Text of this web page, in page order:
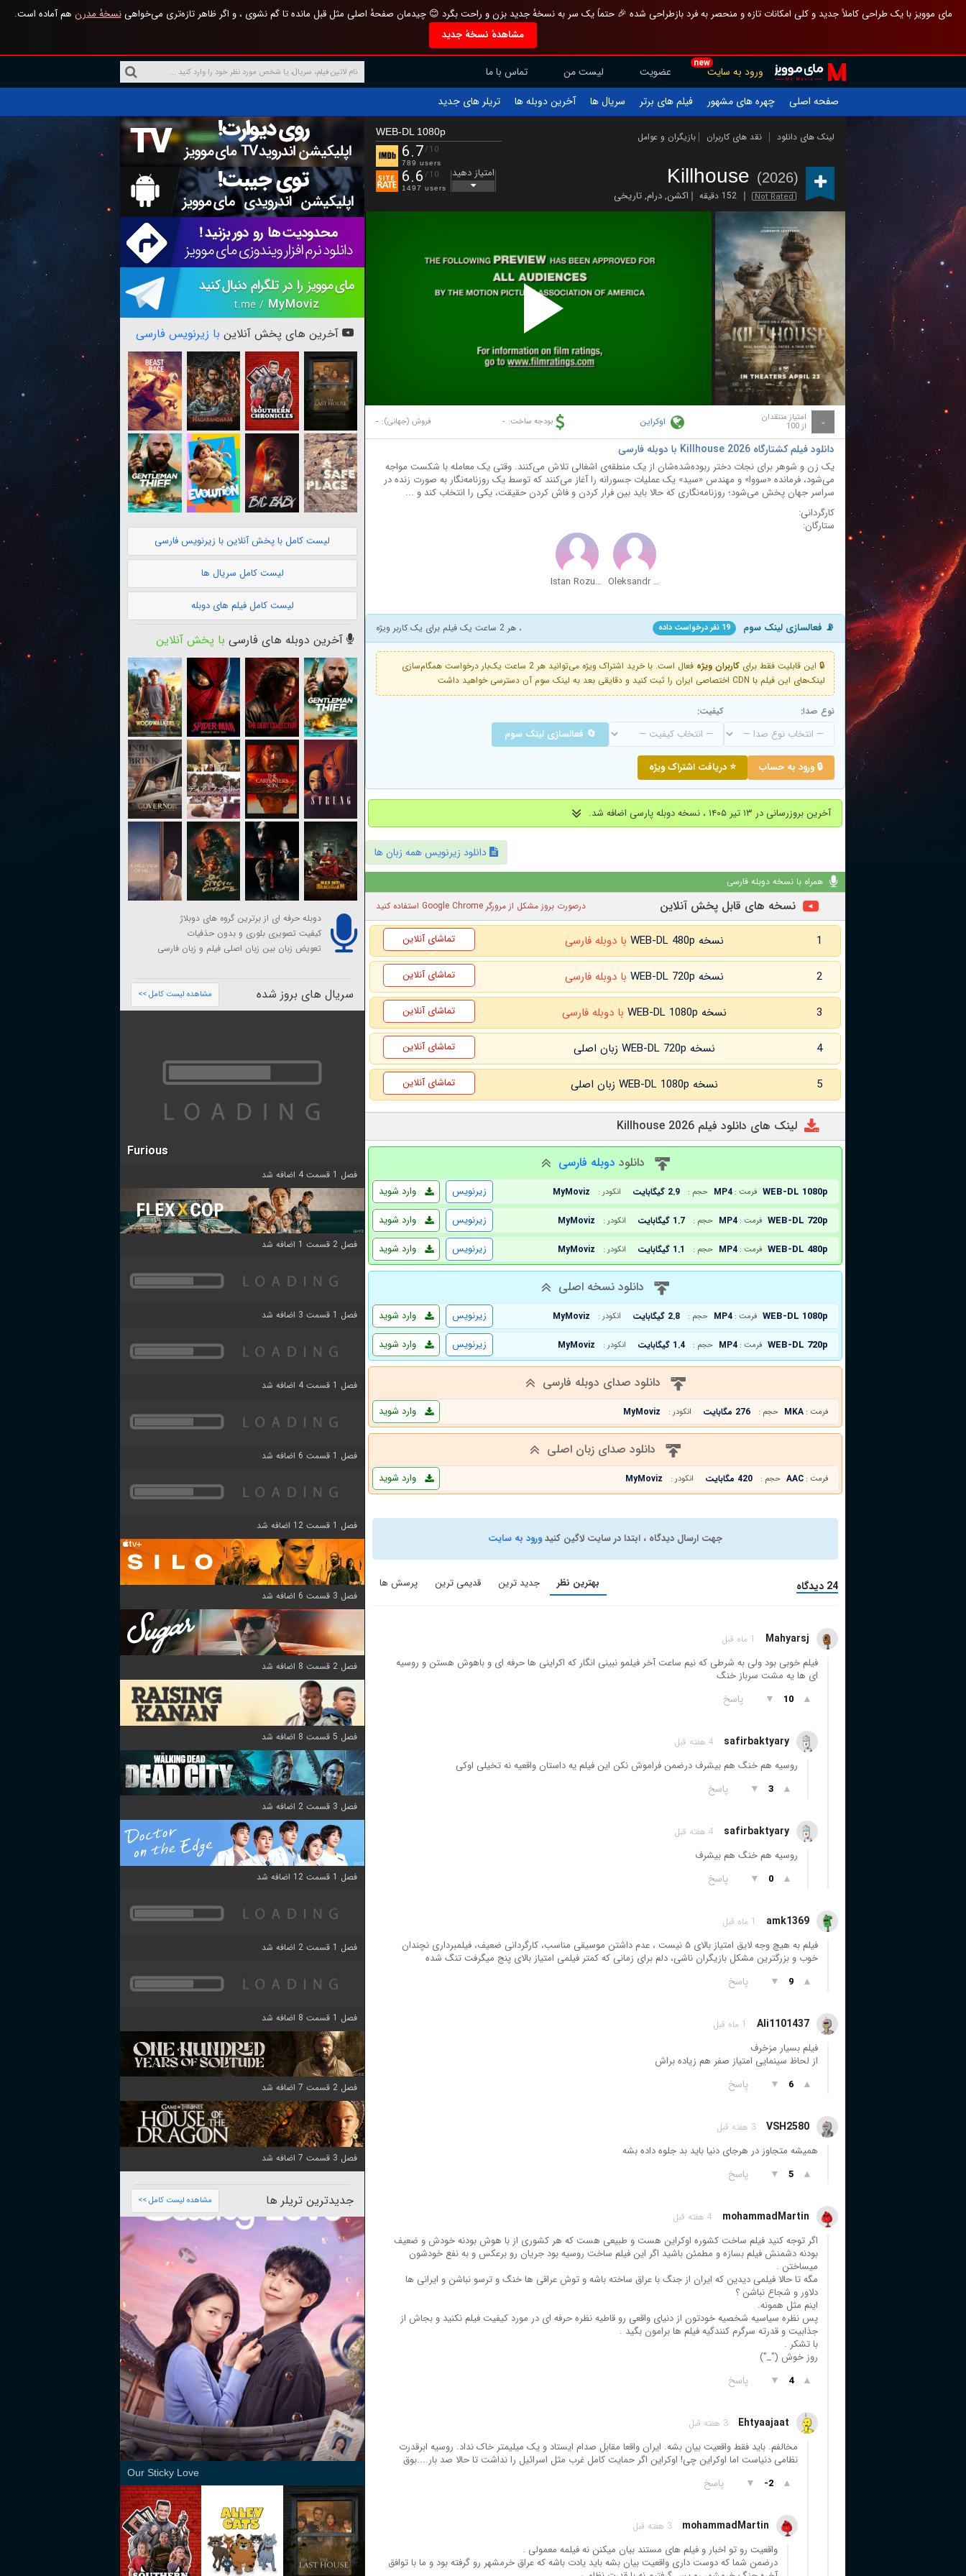
مای موویز با یک طراحی کاملاً جدید و کلی امکانات تازه و منحصر به فرد بازطراحی شده 🎉 حتماً یک سر به نسخهٔ جدید بزن و راحت بگرد 😊 چیدمان صفحهٔ اصلی مثل قبل مانده تا گم نشوی ، و اگر ظاهر تازه‌تری می‌خواهینسخهٔ مدرن هم آماده است.
مشاهدهٔ نسخهٔ جدید
new
ورود به سایت عضویت لیست من
تماس با ما
صفحه اصلی
چهره های مشهور فیلم های برتر سریال ها آخرین دوبله ها تریلر های جدید
لینک های دانلود نقد های کاربران بازیگران و عوامل
Killhouse (2026)
Not Rated 152 دقیقه اکشن,درام,تاریخی
WEB-DL 1080p
6.7/10
789 users
6.6 /10
1497 users
امتیاز دهید
Play
Video
- امتیاز منتقدان
از 100 اوکراین بودجه ساخت: - فروش (جهانی): -
دانلود فیلم کشتارگاه Killhouse 2026 با دوبله فارسی
یک زن و شوهر برای نجات دختر ربوده‌شده‌شان از یک منطقه‌ی اشغالی تلاش می‌کنند. وقتی یک معامله با شکست مواجه
می‌شود، فرمانده «سووا» و مهندس «سید» یک عملیات جسورانه را آغاز می‌کنند که توسط یک روزنامه‌نگار به صورت زنده در
سراسر جهان پخش می‌شود؛ روزنامه‌نگاری که حالا باید بین فرار کردن و فاش کردن حقیقت، یکی را انتخاب کند و ...
کارگردانی:
ستارگان:
Oleksandr Rudko
Istan Rozumny
📡 فعالسازی لینک سوم 19 نفر درخواست داده ، هر 2 ساعت یک فیلم برای یک کاربر ویژه
🔒 این قابلیت فقط برای کاربران ویژه
فعال است. با خرید اشتراک ویژه می‌توانید هر 2 ساعت یک‌بار درخواست همگام‌سازی
لینک‌های این فیلم با CDN اختصاصی ایران را ثبت کنید و دقایقی بعد به لینک سوم آن دسترسی خواهید داشت
نوع صدا: کیفیت:
🔄 فعالسازی لینک سوم
🔒 ورود به حساب ⭐ دریافت اشتراک ویژه
آخرین بروزرسانی در ۱۳ تیر ۱۴۰۵ ، نسخه دوبله پارسی اضافه شد.
دانلود زیرنویس همه زبان ها
همراه با نسخه دوبله فارسی
نسخه های قابل پخش آنلاین درصورت بروز مشکل از مرورگر Google Chrome استفاده کنید
1 نسخه WEB-DL 480p با دوبله فارسی تماشای آنلاین
2 نسخه WEB-DL 720p با دوبله فارسی تماشای آنلاین
3 نسخه WEB-DL 1080p با دوبله فارسی تماشای آنلاین
4 نسخه WEB-DL 720p زبان اصلی تماشای آنلاین
5 نسخه WEB-DL 1080p زبان اصلی تماشای آنلاین
لینک های دانلود فیلم Killhouse 2026
دانلود دوبله فارسی
WEB-DL 1080p فرمت : MP4 حجم : 2.9 گیگابایت انکودر : MyMoviz وارد شوید
زیرنویس
WEB-DL 720p فرمت : MP4 حجم : 1.7 گیگابایت انکودر : MyMoviz وارد شوید
زیرنویس
WEB-DL 480p فرمت : MP4 حجم : 1.1 گیگابایت انکودر : MyMoviz وارد شوید زیرنویس
دانلود نسخه اصلی
WEB-DL 1080p فرمت : MP4 حجم : 2.8 گیگابایت انکودر : MyMoviz وارد شوید
زیرنویس
WEB-DL 720p فرمت : MP4 حجم : 1.4 گیگابایت انکودر : MyMoviz وارد شوید زیرنویس
دانلود صدای دوبله فارسی
فرمت : MKA حجم : 276 مگابایت انکودر : MyMoviz وارد شوید
دانلود صدای زبان اصلی
فرمت : AAC حجم : 420 مگابایت انکودر : MyMoviz وارد شوید
جهت ارسال دیدگاه ، ابتدا در سایت لاگین کنیدورود به سایت
24 دیدگاه بهترین نظر جدید ترین قدیمی ترین پرسش ها
Mahyarsj 1 ماه قبل
فیلم خوبی بود ولی به شرطی که نیم ساعت آخر فیلمو نبینی انگار که اکراینی ها حرفه ای و باهوش هستن و روسیه
ای ها یه مشت سرباز خنگ
▲
10
▼ پاسخ
safirbaktyary 4 هفته قبل
روسیه هم خنگ هم بیشرف درضمن فراموش نکن این فیلم یه داستان واقعیه نه تخیلی اوکی
▲
3
▼ پاسخ
safirbaktyary 4 هفته قبل
روسیه هم خنگ هم بیشرف
▲
0
▼ پاسخ
amk1369 1 ماه قبل
فیلم به هیچ وجه لایق امتیاز بالای ۵ نیست ، عدم داشتن موسیقی مناسب، کارگردانی ضعیف، فیلمبرداری نچندان
خوب و بزرگترین مشکل بازیگران ناشی، دلم برای زمانی که کمتر فیلمی امتیاز بالای پنج میگرفت تنگ شده
▲
9
▼ پاسخ
Ali1101437 1 ماه قبل
فیلم بسیار مزخرف
از لحاظ سینمایی امتیاز صفر هم زیاده براش
▲
6
▼ پاسخ
VSH2580 3 هفته قبل
همیشه متجاوز در هرجای دنیا باید بد جلوه داده بشه
▲
5
▼ پاسخ
mohammadMartin 4 هفته قبل
اگر توجه کنید فیلم ساخت کشوره اوکراین هست و طبیعی هست که هر کشوری از با هوش بودنه خودش و ضعیف
بودنه دشمنش فیلم بسازه و مطمئن باشید اگر این فیلم ساخت روسیه بود جریان رو برعکس و به نفع خودشون
میساختن .
مگه تا حالا فیلمی دیدین که ایران از جنگ با عراق ساخته باشه و توش عراقی ها خنگ و ترسو نباشن و ایرانی ها
دلاور و شجاع نباشن ؟
اینم مثل همونه.
پس نظره سیاسیه شخصیه خودتون از دنیای واقعی رو قاطیه نظره حرفه ای در مورد کیفیت فیلم نکنید و بجاش از
جذابیت و قدرته سرگرم کنندگیه فیلم ها برامون بگید .
با تشکر .
روز خوش ("_")
▲
4
▼ پاسخ
Ehtyaajaat 3 هفته قبل
مخالفم. باید فقط واقعیت بیان بشه. ایران واقعا مقابل صدام ایستاد و یک میلیمتر خاک نداد. روسیه ابرقدرت
نظامی دنیاست اما اوکراین چی! اوکراین اگر حمایت کامل غرب مثل اسرائیل را نداشت تا حالا صد بار....بوق
▲
-2
▼ پاسخ
mohammadMartin 3 هفته قبل
واقعیت رو تو اخبار و فیلم های مستند بیان میکنن نه فیلمه معمولی .
درضمن شما که دوست داری واقعیت بیان بشه باید یادت باشه که عراق خرمشهر رو گرفته بود و ما با توافق
آخرین های پخش آنلاین با زیرنویس فارسی
لیست کامل با پخش آنلاین با زیرنویس فارسی
لیست کامل سریال ها
لیست کامل فیلم های دوبله
آخرین دوبله های فارسی با پخش آنلاین
دوبله حرفه ای از برترین گروه های دوبلاژ
کیفیت تصویری بلوری و بدون حذفیات
تعویض زبان بین زبان اصلی فیلم و زبان فارسی
سریال های بروز شده مشاهده لیست کامل >>
Furious
فصل 1 قسمت 4 اضافه شد
فصل 2 قسمت 1 اضافه شد
فصل 1 قسمت 3 اضافه شد
فصل 1 قسمت 4 اضافه شد
فصل 1 قسمت 6 اضافه شد
فصل 1 قسمت 12 اضافه شد
فصل 3 قسمت 6 اضافه شد
فصل 2 قسمت 8 اضافه شد
فصل 5 قسمت 8 اضافه شد
فصل 3 قسمت 2 اضافه شد
فصل 1 قسمت 12 اضافه شد
فصل 1 قسمت 2 اضافه شد
فصل 1 قسمت 8 اضافه شد
فصل 2 قسمت 7 اضافه شد
فصل 3 قسمت 7 اضافه شد
جدیدترین تریلر ها مشاهده لیست کامل >>
Our Sticky Love